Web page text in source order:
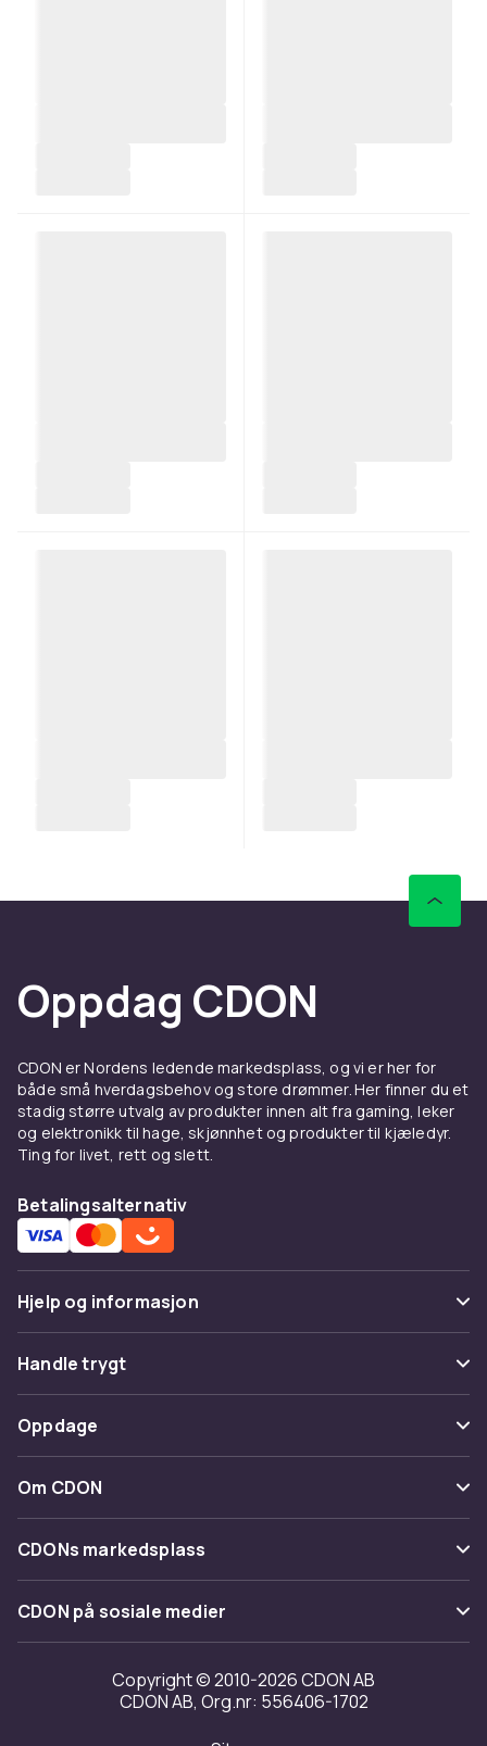
Oppdag CDON
CDON er Nordens ledende markedsplass, og vi er her for
både små hverdagsbehov og store drømmer. Her finner du et
stadig større utvalg av produkter innen alt fra gaming, leker
og elektronikk til hage, skjønnhet og produkter til kjæledyr.
Ting for livet, rett og slett.
Betalingsalternativ
Hjelp og informasjon
Vanlige spørsmål
Spor pakke
Angre & returner her
Kontakt oss
Handle trygt
Betaling
Levering
Tilbakekallinger
Oppdage
Kategorier
Varemerker
Om CDON
Om oss
Kundeanmeldelser
Jobbe på CDON
Investor relations
Tilgjengelighet
CDONs markedsplass
Merchant Help Center
CDON på sosiale medier
Copyright © 2010-2026 CDON AB
CDON AB, Org.nr: 556406-1702